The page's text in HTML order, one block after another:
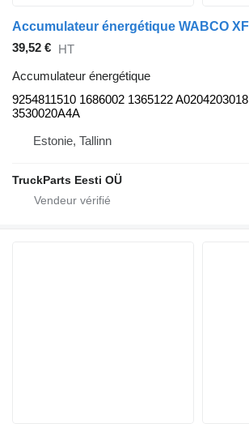
39,52 € HT
Accumulateur énergétique
9254811510 1686002 1365122 A0204203018
3530020A4A
Estonie, Tallinn
TruckParts Eesti OÜ